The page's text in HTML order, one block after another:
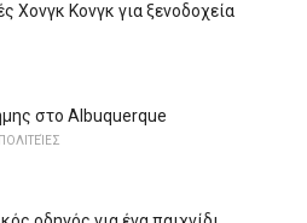
Χονγκ Κονγκ για ξενοδοχεία
στο Albuquerque